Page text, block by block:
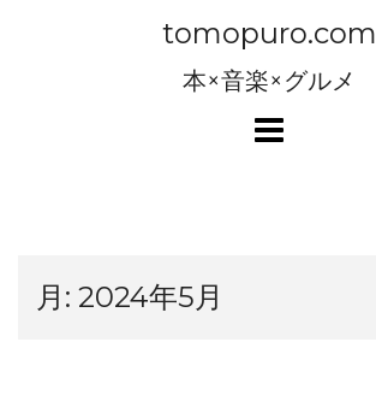
tomopuro.com
本×音楽×グルメ
月: 2024年5月